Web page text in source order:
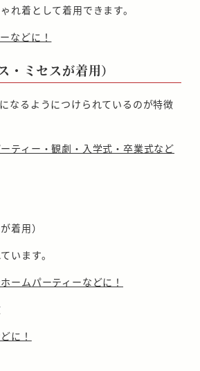
れ着として着用できます。
などに！
・ミセスが着用）
なるようにつけられているのが特徴
ティー・観劇・入学式・卒業式など
が着用）
います。
ームパーティーなどに！
に！